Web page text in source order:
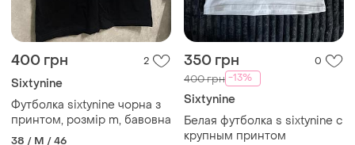
400 грн 2
Sixtynine
Футболка sixtynine чорна з
принтом, розмір m, бавовна
38 / M / 46
350 грн 0
400 грн -13%
Sixtynine
Белая футболка s sixtynine с
крупным принтом